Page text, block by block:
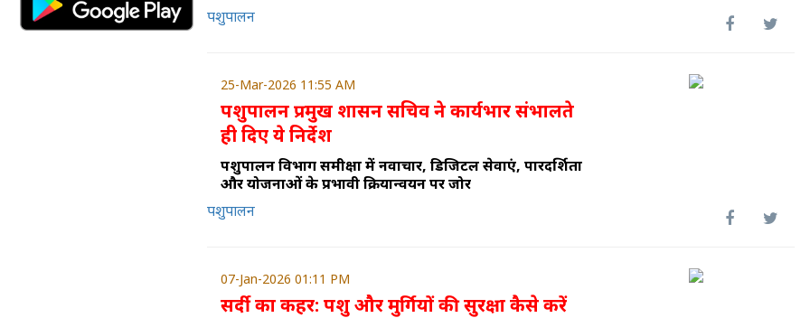
पशुपालन
25-Mar-2026 11:55 AM
पशुपालन प्रमुख शासन सचिव ने कार्यभार संभालते
ही दिए ये निर्देश
पशुपालन विभाग समीक्षा में नवाचार, डिजिटल सेवाएं, पारदर्शिता
और योजनाओं के प्रभावी क्रियान्वयन पर जोर
पशुपालन
07-Jan-2026 01:11 PM
सर्दी का कहर: पशु और मुर्गियों की सुरक्षा कैसे करें